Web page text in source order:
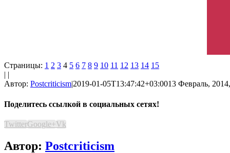
Страницы: 1 2 3 4 5 6 7 8 9 10 11 12 13 14 15
| |
Автор: Postcriticism|2019-01-05T13:47:42+03:0013 Февраль,
Поделитесь ссылкой в социальных сетях!
TwitterGoogle+Vk
Автор: Postcriticism